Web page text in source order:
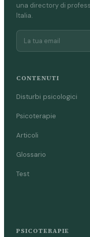
una directory di
Italia.
CONTENUTI
Disturbi psicologici
Psicoterapie
Articoli
Glossario
Test
PSICOTERAPIE